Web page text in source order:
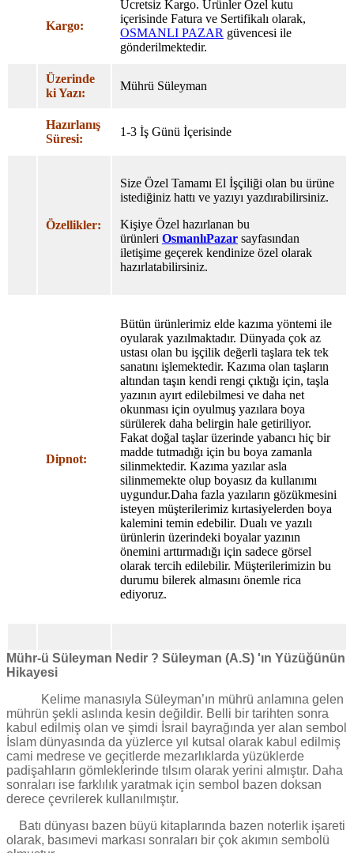
Kargo:
Ücretsiz Kargo. Ürünler Özel kutu
içerisinde Fatura ve Sertifikalı olarak,
OSMANLI PAZAR güvencesi ile
gönderilmektedir.
Üzerinde
ki Yazı:
Mührü Süleyman
Hazırlanış
Süresi:
1-3 İş Günü İçerisinde
Özellikler:
Size Özel Tamamı El İşçiliği olan bu ürüne
istediğiniz hattı ve yazıyı yazdırabilirsiniz.
Kişiye Özel hazırlanan bu
ürünleri OsmanlıPazar sayfasından
iletişime geçerek kendinize özel olarak
hazırlatabilirsiniz.
Dipnot:
Bütün ürünlerimiz elde kazıma yöntemi ile
oyularak yazılmaktadır. Dünyada çok az
ustası olan bu işçilik değerli taşlara tek tek
sanatını işlemektedir. Kazıma olan taşların
altından taşın kendi rengi çıktığı için, taşla
yazının ayırt edilebilmesi ve daha net
okunması için oyulmuş yazılara boya
sürülerek daha belirgin hale getiriliyor.
Fakat doğal taşlar üzerinde yabancı hiç bir
madde tutmadığı için bu boya zamanla
silinmektedir. Kazıma yazılar asla
silinmemekte olup boyasız da kullanımı
uygundur.Daha fazla yazıların gözükmesini
isteyen müşterilerimiz kırtasiyelerden boya
kalemini temin edebilir. Dualı ve yazılı
ürünlerin üzerindeki boyalar yazının
önemini arttırmadığı için sadece görsel
olarak tercih edilebilir. Müşterilerimizin bu
durumu bilerek almasını önemle rica
ediyoruz.
Mühr-ü Süleyman Nedir ? Süleyman (A.S) 'ın Yüzüğünün
Hikayesi
Kelime manasıyla Süleyman’ın mührü anlamına gelen
mührün şekli aslında kesin değildir. Belli bir tarihten sonra
kabul edilmiş olan ve şimdi İsrail bayrağında yer alan sembol
İslam dünyasında da yüzlerce yıl kutsal olarak kabul edilmiş
cami medrese ve geçitlerde mezarlıklarda yüzüklerde
padişahların gömleklerinde tılsım olarak yerini almıştır. Daha
sonraları ise farklılık yaratmak için sembol bazen doksan
derece çevrilerek kullanılmıştır.
Batı dünyası bazen büyü kitaplarında bazen noterlik işareti
olarak, basımevi markası sonraları bir çok akımın sembolü